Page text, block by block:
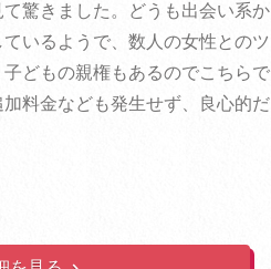
驚きました。どうも出会い系か
いるようで、数人の女性とのツ
どもの親権もあるのでこちらで
料金なども発生せず、良心的だ